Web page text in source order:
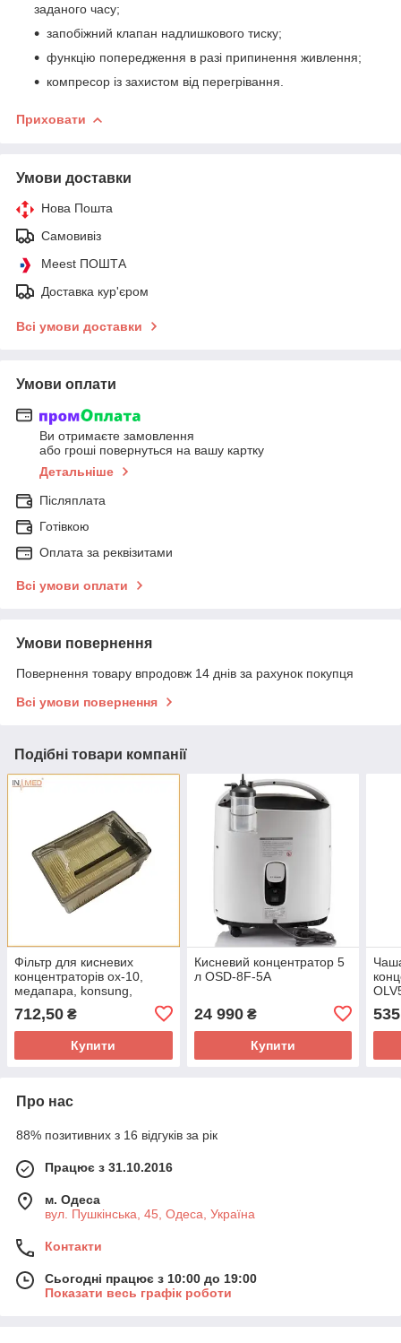
заданого часу;
запобіжний клапан надлишкового тиску;
функцію попередження в разі припинення живлення;
компресор із захистом від перегрівання.
Приховати
Умови доставки
Нова Пошта
Самовивіз
Meest ПОШТА
Доставка кур'єром
Всі умови доставки
Умови оплати
Ви отримаєте замовлення
або гроші повернуться на вашу картку
Детальніше
Післяплата
Готівкою
Оплата за реквізитами
Всі умови оплати
Умови повернення
Повернення товару впродовж 14 днів за рахунок покупця
Всі умови повернення
Подібні товари компанії
Фільтр для кисневих
концентраторів ox-10,
медапара, konsung,
712,50 ₴
Купити
Кисневий концентратор 5
л OSD-8F-5A
24 990₴
Купити
Про нас
88% позитивних з 16 відгуків за рік
Працює з 31.10.2016
м. Одеса
вул. Пушкінська, 45, Одеса, Україна
Контакти
Сьогодні працює з 10:00 до 19:00
Показати весь графік роботи